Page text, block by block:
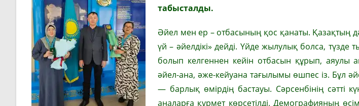
табысталды.
Әйел мен ер – отбасының қос қанаты. Қазақтың
үй – әйелдікі» дейді. Үйде жылулық болса,
болып келгеннен кейін отбасын құрып, аяулы
әйел-ана, әже-кейуана тағылымы өшпес із. Бұл
— барлық өмірдің бастауы. Сәрсенбінің сәтті
аналарға құрмет көрсетілді. Демографияның